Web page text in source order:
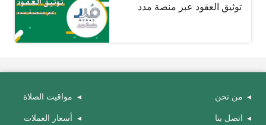
توثيق العقود عبر منصة مدد
من نحن
اتصل بنا
مواقيت الصلاة
أسعار العملات